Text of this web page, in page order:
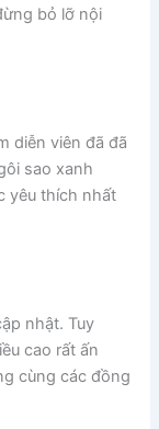
bỏ lỡ nội
diễn viên đã đã
sao xanh
yêu thích nhất
nhật. Tuy
cao rất ấn
cùng các đồng